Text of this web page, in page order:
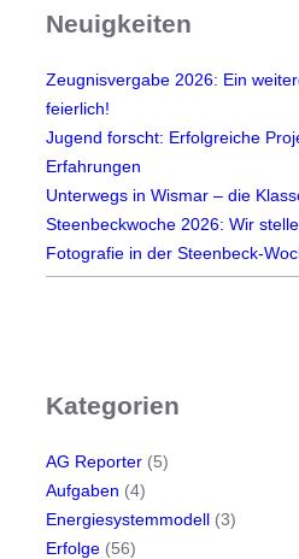
n
s
t
ä
t
t
e
s
e
r
W
Neuigkeiten
Zeugnisvergabe 2026: Ein
feierlich!
Jugend forscht: Erfolgreiche
Erfahrungen
Unterwegs in Wismar – die
Steenbeckwoche 2026: Wir
Fotografie in der Steenbeck-
Kategorien
AG Reporter (5)
Aufgaben (4)
Energiesystemmodell (3)
Erfolge (56)